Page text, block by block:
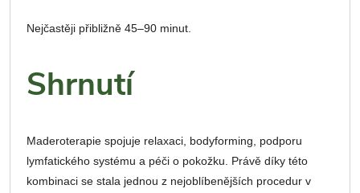
Nejčastěji přibližně 45–90 minut.
Shrnutí
Maderoterapie spojuje relaxaci, bodyforming, podporu
lymfatického systému a péči o pokožku. Právě díky této
kombinaci se stala jednou z nejoblíbenějších procedur v